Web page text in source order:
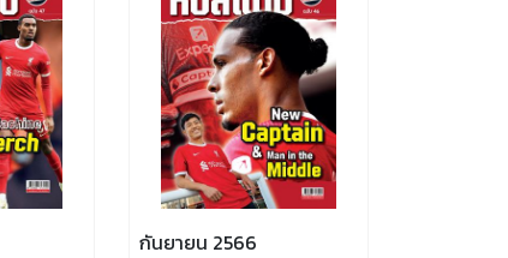
กันยายน 2566